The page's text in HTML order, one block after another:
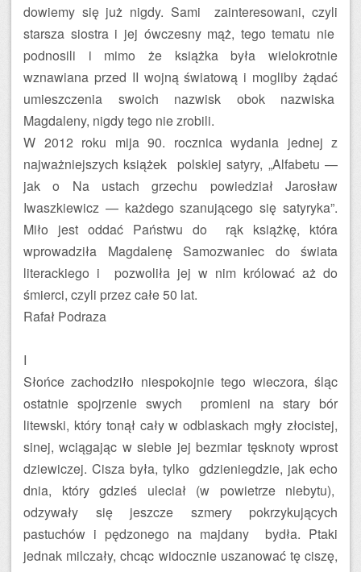
dowiemy się już nigdy. Sami zainteresowani, czyli
starsza siostra i jej ówczesny mąż, tego tematu nie
podnosili i mimo że książka była wielokrotnie
wznawiana przed II wojną światową i mogliby żądać
umieszczenia swoich nazwisk obok nazwiska
Magdaleny, nigdy tego nie zrobili.
W 2012 roku mija 90. rocznica wydania jednej z
najważniejszych książek polskiej satyry, „Alfabetu —
jak o Na ustach grzechu powiedział Jarosław
Iwaszkiewicz — każdego szanującego się satyryka”.
Miło jest oddać Państwu do rąk książkę, która
wprowadziła Magdalenę Samozwaniec do świata
literackiego i pozwoliła jej w nim królować aż do
śmierci, czyli przez całe 50 lat.
Rafał Podraza
I
Słońce zachodziło niespokojnie tego wieczora, śląc
ostatnie spojrzenie swych promieni na stary bór
litewski, który tonął cały w odblaskach mgły złocistej,
sinej, wciągając w siebie jej bezmiar tęsknoty wprost
dziewiczej. Cisza była, tylko gdzieniegdzie, jak echo
dnia, który gdzieś uleciał (w powietrze niebytu),
odzywały się jeszcze szmery pokrzykujących
pastuchów i pędzonego na majdany bydła. Ptaki
jednak milczały, chcąc widocznie uszanować tę ciszę,